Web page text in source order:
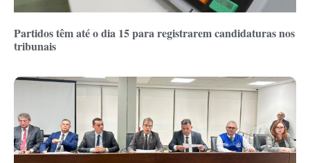
Partidos têm até o dia 15 para registrarem candidaturas nos
tribunais